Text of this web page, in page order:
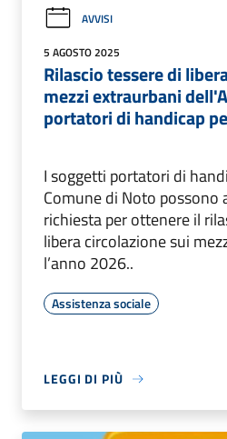
AVVISI
5 AGOSTO 2025
Rilascio tessere di
mezzi extraurbani
portatori di handicap
I soggetti portatori di
Comune di Noto possono
richiesta per ottenere il
libera circolazione sui
l’anno 2026..
Assistenza sociale
LEGGI DI PIÙ